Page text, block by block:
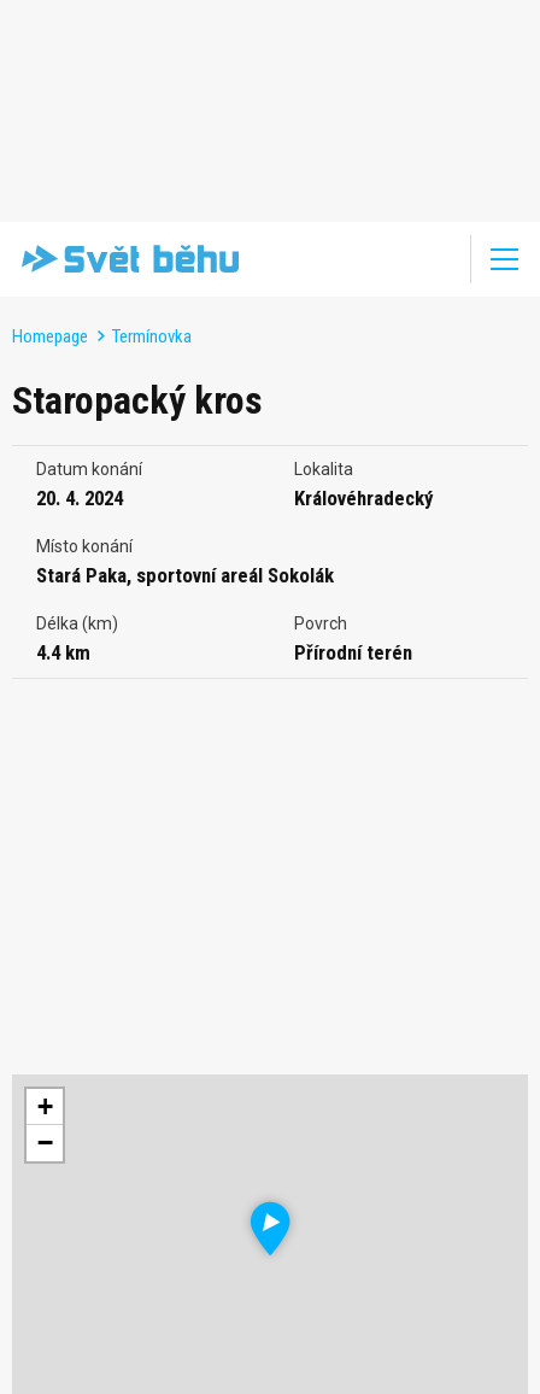
Homepage Termínovka
Staropacký kros
Datum konání
20. 4. 2024
Lokalita
Královéhradecký
Místo konání
Stará Paka, sportovní areál Sokolák
Délka (km)
4.4 km
Povrch
Přírodní terén
+
−